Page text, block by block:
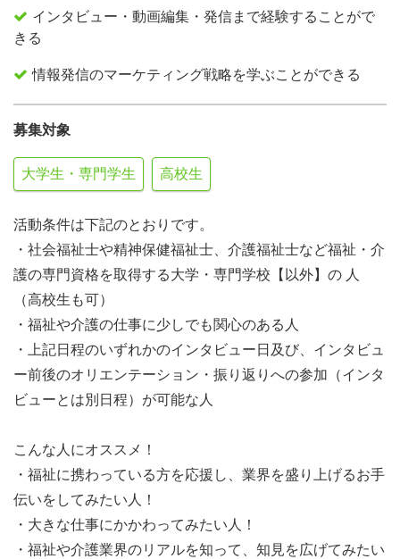
インタビュー・動画編集・発信まで経験することがで
きる
情報発信のマーケティング戦略を学ぶことができる
募集対象
大学生・専門学生 高校生
活動条件は下記のとおりです。
・社会福祉士や精神保健福祉士、介護福祉士など福祉・介
護の専門資格を取得する大学・専門学校【以外】の 人
（高校生も可）
・福祉や介護の仕事に少しでも関心のある人
・上記日程のいずれかのインタビュー日及び、インタビュ
ー前後のオリエンテーション・振り返りへの参加（インタ
ビューとは別日程）が可能な人
こんな人にオススメ！
・福祉に携わっている方を応援し、業界を盛り上げるお手
伝いをしてみたい人！
・大きな仕事にかかわってみたい人！
・福祉や介護業界のリアルを知って、知見を広げてみたい